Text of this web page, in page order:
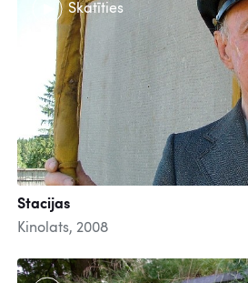
Skatīties
Stacijas
Kinolats, 2008